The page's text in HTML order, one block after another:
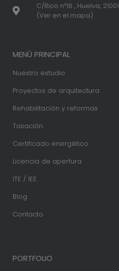
C/Rico nº16 , Huelva, 21001
(Ver en el mapa)
MENÚ PRINCIPAL
Nuestro estudio
Proyectos de arquitectura
Rehabilitación y reformas
Tasación
Certificado energético
Licencia de apertura
ITE / IEE
Blog
Contacto
PORTFOLIO